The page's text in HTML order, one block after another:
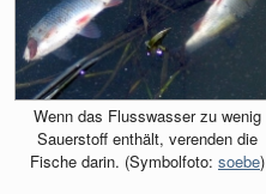
Wenn das Flusswasser zu wenig
Sauerstoff enthält, verenden die
Fische darin. (Symbolfoto: soebe)